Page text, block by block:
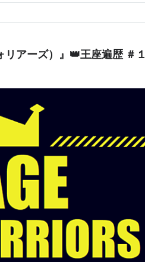
リアーズ）』👑王座遍歴 ＃１